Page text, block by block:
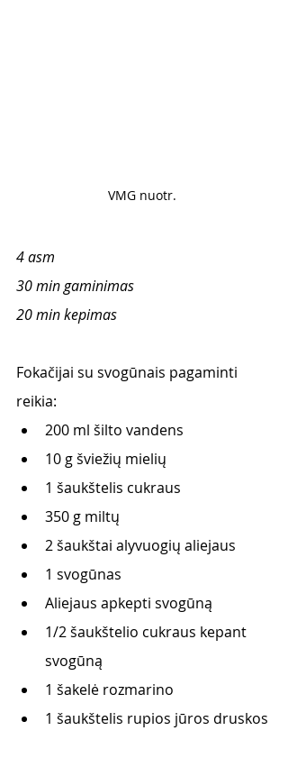
VMG nuotr.
4 asm
30 min gaminimas
20 min kepimas
Fokačijai su svogūnais pagaminti
reikia:
200 ml šilto vandens
10 g šviežių mielių
1 šaukštelis cukraus
350 g miltų
2 šaukštai alyvuogių aliejaus
1 svogūnas
Aliejaus apkepti svogūną
1/2 šaukštelio cukraus kepant
svogūną
1 šakelė rozmarino
1 šaukštelis rupios jūros druskos